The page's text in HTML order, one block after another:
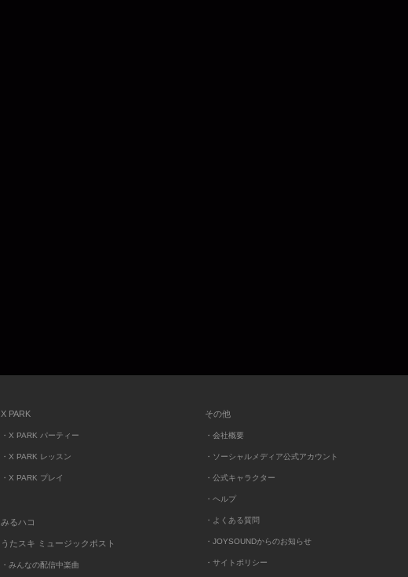
X PARK
・X PARK パーティー
・X PARK レッスン
・X PARK プレイ
みるハコ
うたスキ ミュージックポスト
・みんなの配信中楽曲
その他
・会社概要
・ソーシャルメディア公式アカウント
・公式キャラクター
・ヘルプ
・よくある質問
・JOYSOUNDからのお知らせ
・サイトポリシー